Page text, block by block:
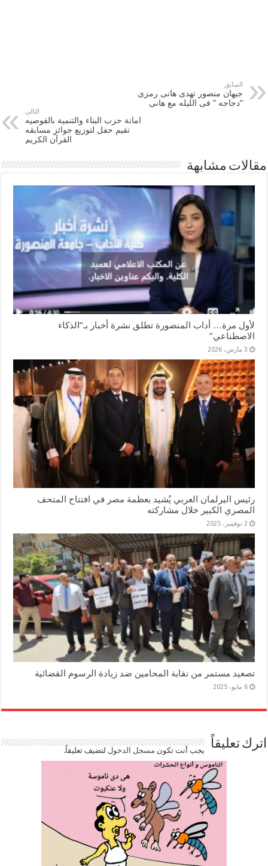
السابق
جيهان منصور تهدى هانى رمزى
“دجاجه ” فى الليله مع هانى
التالي
امانة حزب البناء والتنمية بالقوصيه
تقيم حفل لتوزيع جوائز مسابقه
القرآن الكريم
مقالات مشابهة
لأول مرة… أداب المنضورة تطلق نشرة أخبار بـ”الذكاء
الاصطناعي”
3 مارس، 2026
رئيس البرلمان العربي يُشيد بعظمة مصر في افتتاح المتحف
المصري الكبير خلال مشاركته
2 نوفمبر، 2025
تصعيد مستمر من نقابة المحامين ضد زيادة الرسوم القضائية
6 مايو، 2025
اترك تعليقاً يجب أنت تكون مسجل الدخوللتضيف تعليقاً.